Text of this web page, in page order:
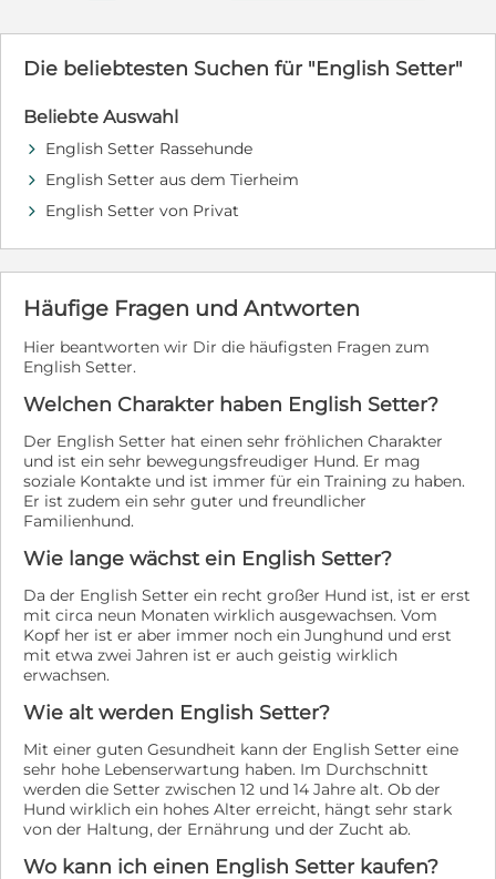
auf unser Homepage: https://stray-einsame-
vierbeiner.de/huendinnen-hunde/fiona/ ...und hier noch
zwei weitere Videos von Fiona beim Leinentraining:
si=gkhqQL_zxDvnGNyP https://youtu.be/4k6XmTph1V4?
si=dQJESnnt8EumcduZ
gechipt, auf Leishmaniose getestet und besitzt einen
bieten möchten, füllen Sie bitte das nachfolgende
beantworten. Sollten Sie vorher Fragen haben, rufen Sie
0177 / 4637967 verenakosel@tierschutz-lemuria.de Die
Schutzgebühr beträgt 495€ zzgl. Transportkosten
Die beliebtesten Suchen für "English Setter"
Beliebte Auswahl
d English Setter Rassehunde
d English Setter aus dem Tierheim
d English Setter von Privat
Häufige Fragen und Antworten
Hier beantworten wir Dir die häufigsten Fragen zum
English Setter.
Welchen Charakter haben English Setter?
Der English Setter hat einen sehr fröhlichen Charakter
und ist ein sehr bewegungsfreudiger Hund. Er mag
soziale Kontakte und ist immer für ein Training zu haben.
Er ist zudem ein sehr guter und freundlicher
Familienhund.
Wie lange wächst ein English Setter?
Da der English Setter ein recht großer Hund ist, ist er erst
mit circa neun Monaten wirklich ausgewachsen. Vom
Kopf her ist er aber immer noch ein Junghund und erst
mit etwa zwei Jahren ist er auch geistig wirklich
erwachsen.
Wie alt werden English Setter?
Mit einer guten Gesundheit kann der English Setter eine
sehr hohe Lebenserwartung haben. Im Durchschnitt
werden die Setter zwischen 12 und 14 Jahre alt. Ob der
Hund wirklich ein hohes Alter erreicht, hängt sehr stark
von der Haltung, der Ernährung und der Zucht ab.
Wo kann ich einen English Setter kaufen?